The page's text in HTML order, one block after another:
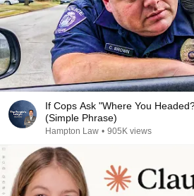
If Cops Ask "Where You
(Simple Phrase)
Hampton Law • 905K views